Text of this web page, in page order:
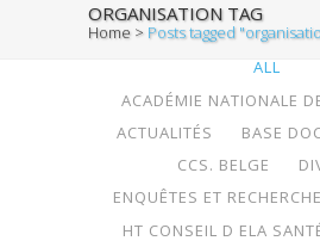
ORGANISATION TAG
Home > Posts tagged
ALL
ACADÉMIE NATIONALE
ACTUALITÉS
BASE
CCS. BELGE
ENQUÊTES ET
HT CONSEIL D ELA